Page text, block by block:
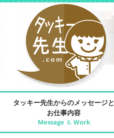
タッキー先生からのメッセージと
お仕事内容
Message & Work